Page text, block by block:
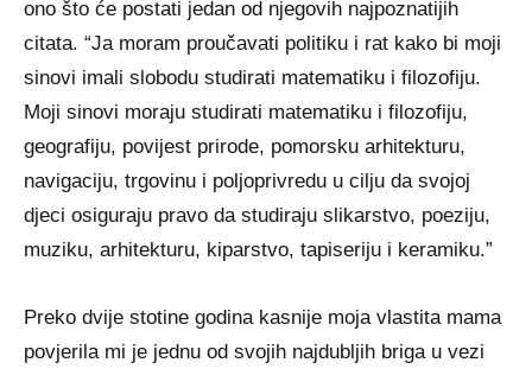
ono što će postati jedan od njegovih najpoznatijih
citata. “Ja moram proučavati politiku i rat kako bi moji
sinovi imali slobodu studirati matematiku i filozofiju.
Moji sinovi moraju studirati matematiku i filozofiju,
geografiju, povijest prirode, pomorsku arhitekturu,
navigaciju, trgovinu i poljoprivredu u cilju da svojoj
djeci osiguraju pravo da studiraju slikarstvo, poeziju,
muziku, arhitekturu, kiparstvo, tapiseriju i keramiku.”
Preko dvije stotine godina kasnije moja vlastita mama
povjerila mi je jednu od svojih najdubljih briga u vezi